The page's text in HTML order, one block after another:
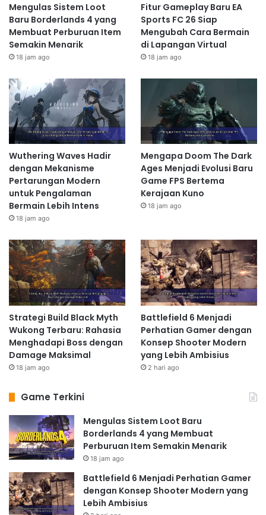
Mengulas Sistem Loot
Baru Borderlands 4 yang
Membuat Perburuan Item
Semakin Menarik
18 jam ago
Fitur Gameplay Baru EA
Sports FC 26 Siap
Mengubah Cara Bermain
di Lapangan Virtual
18 jam ago
Wuthering Waves Hadir
dengan Mekanisme
Pertarungan Modern
untuk Pengalaman
Bermain Lebih Intens
18 jam ago
Mengapa Doom The Dark
Ages Menjadi Evolusi Baru
Game FPS Bertema
Kerajaan Kuno
18 jam ago
Strategi Build Black Myth
Wukong Terbaru: Rahasia
Menghadapi Boss dengan
Damage Maksimal
18 jam ago
Battlefield 6 Menjadi
Perhatian Gamer dengan
Konsep Shooter Modern
yang Lebih Ambisius
2 hari ago
Game Terkini
Mengulas Sistem Loot Baru
Borderlands 4 yang Membuat
Perburuan Item Semakin Menarik
18 jam ago
Battlefield 6 Menjadi Perhatian Gamer
dengan Konsep Shooter Modern yang
Lebih Ambisius